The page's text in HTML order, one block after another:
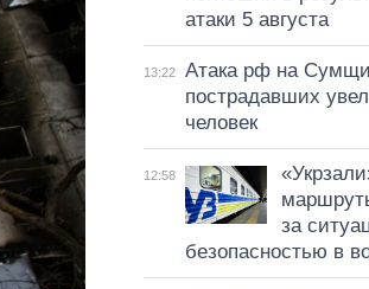
атаки 5 августа
13:22
Атака рф на
пострадавших
человек
12:58
за
безопасностью в